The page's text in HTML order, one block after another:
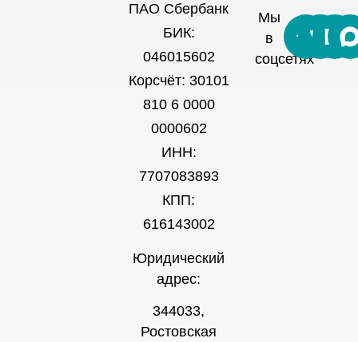
ПАО Сбербанк
БИК:
046015602
Корсчёт: 30101
810 6 0000
0000602
ИНН:
7707083893
КПП:
616143002
Юридический
адрес:
344033,
Ростовская
Мы
в
соцсетях